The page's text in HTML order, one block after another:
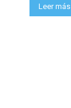
Leer más